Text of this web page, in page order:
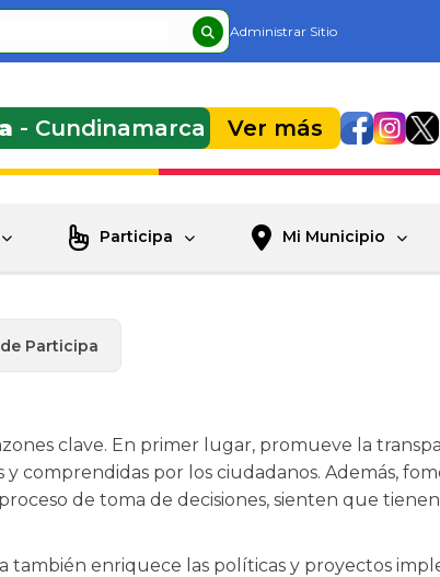
Administrar Sitio
- Cundinamarca Ver más
Participa Mi Municipio
Participa
clave. En primer lugar, promueve la
comprendidas por los ciudadanos. Además,
de toma de decisiones, sienten que
también enriquece las políticas y proyectos